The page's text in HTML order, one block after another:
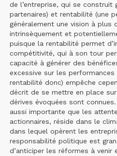
de l’entreprise, qui se construit
partenaires) et rentabilité (une
généralement une vision à plus
intrinsèquement et
puisque la rentabilité permet
compétitivité, qui à son tour
capacité à générer des
excessive sur les
rentabilité donc) empêche
décrit de se mettre en place
dérives évoquées sont connues.
aussi importante que les
actionnaires, réside dans le
dans lequel opèrent les
responsabilité politique est
d’anticiper les réformes à venir